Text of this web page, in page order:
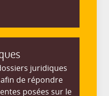
juridiques
de répondre
posées sur le